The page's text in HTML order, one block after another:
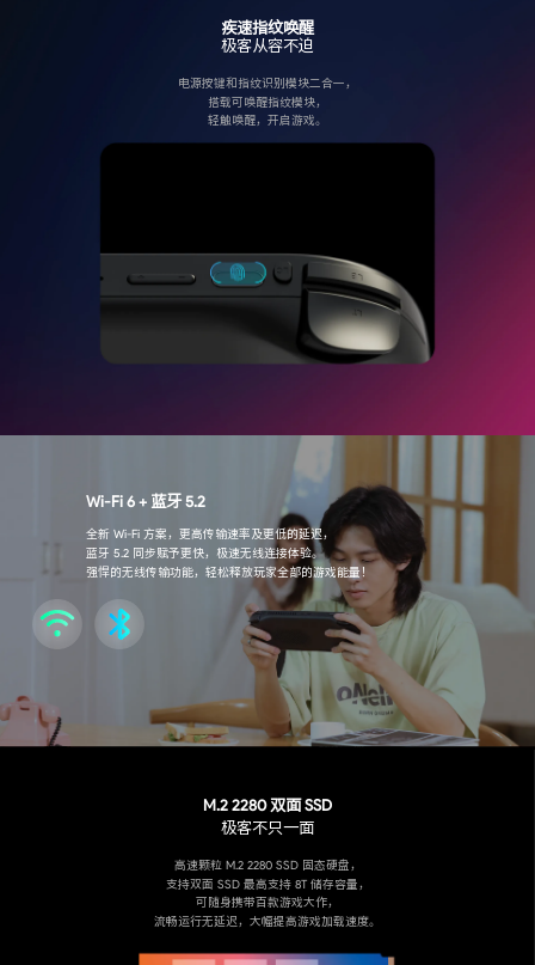
疾速指纹唤醒
极客从容不迫
电源按键和指纹识别模块二合一，
搭载可唤醒指纹模块，
轻触唤醒，开启游戏。
Wi-Fi 6 + 蓝牙 5.2
全新 Wi-Fi 方案，更高传输速率及更低的延迟，
蓝牙 5.2 同步赋予更快，极速无线连接体验。
强悍的无线传输功能，轻松释放玩家全部的游戏能量！
M.2 2280 双面 SSD
极客不只一面
高速颗粒 M.2 2280 SSD 固态硬盘，
支持双面 SSD 最高支持 8T 储存容量，
可随身携带百款游戏大作，
流畅运行无延迟，大幅提高游戏加载速度。